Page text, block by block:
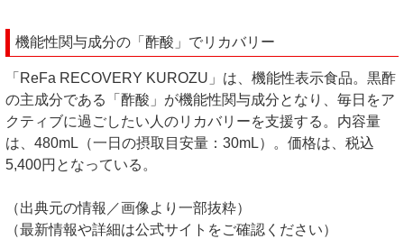
機能性関与成分の「酢酸」でリカバリー
「ReFa RECOVERY KUROZU」は、機能性表示食品。黒酢
の主成分である「酢酸」が機能性関与成分となり、毎日をア
クティブに過ごしたい人のリカバリーを支援する。内容量
は、480mL（一日の摂取目安量：30mL​）。価格は、税込
5,400円となっている。
（出典元の情報／画像より一部抜粋）
（最新情報や詳細は公式サイトをご確認ください）